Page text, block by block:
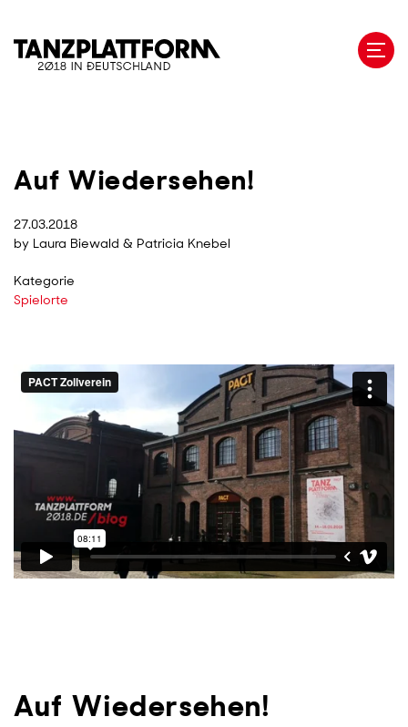
Inhalt
Auf Wiedersehen!
27.03.2018
by Laura Biewald & Patricia Knebel
Kategorie
Spielorte
Auf Wiedersehen!